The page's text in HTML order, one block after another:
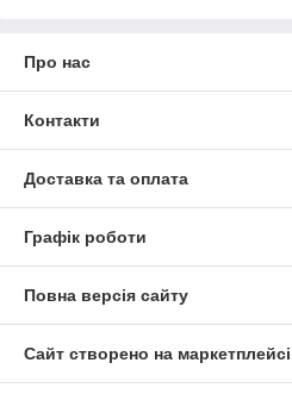
Про нас
Контакти
Доставка та оплата
Графік роботи
Повна версія сайту
Сайт створено на маркетплейсі